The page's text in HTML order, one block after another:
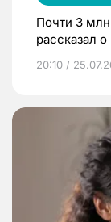
Почти 3
рассказал
20:10 /